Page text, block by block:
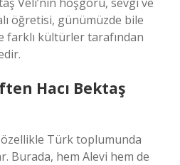
öğretisi, günümüzde bile
farklı kültürler tarafından
Hacı Bektaş
özellikle Türk toplumunda
Burada, hem Alevi hem de